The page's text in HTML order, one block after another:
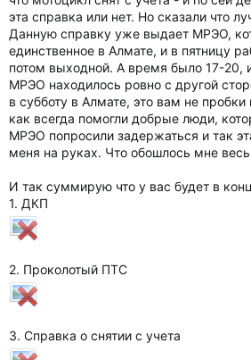
эта справка или нет. Но сказали что
Данную справку уже выдает МРЭО,
единственное в Алмате, и в пятницу
потом выходной. А время было 17-20,
МРЭО находилось ровно с другой
в субботу в Алмате, это вам не
как всегда помогли добрые люди,
МРЭО попросили задержаться и так
меня на руках. Что обошлось мне
И так суммирую что у вас будет в
1. ДКП
2. Проколотый ПТС
3. Справка о снятии с учета